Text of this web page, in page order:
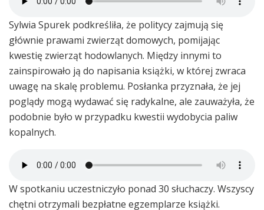
Sylwia Spurek podkreśliła, że politycy zajmują się
głównie prawami zwierząt domowych, pomijając
kwestię zwierząt hodowlanych. Między innymi to
zainspirowało ją do napisania książki, w której zwraca
uwagę na skalę problemu. Posłanka przyznała, że jej
poglądy mogą wydawać się radykalne, ale zauważyła, że
podobnie było w przypadku kwestii wydobycia paliw
kopalnych.
W spotkaniu uczestniczyło ponad 30 słuchaczy. Wszyscy
chętni otrzymali bezpłatne egzemplarze książki.